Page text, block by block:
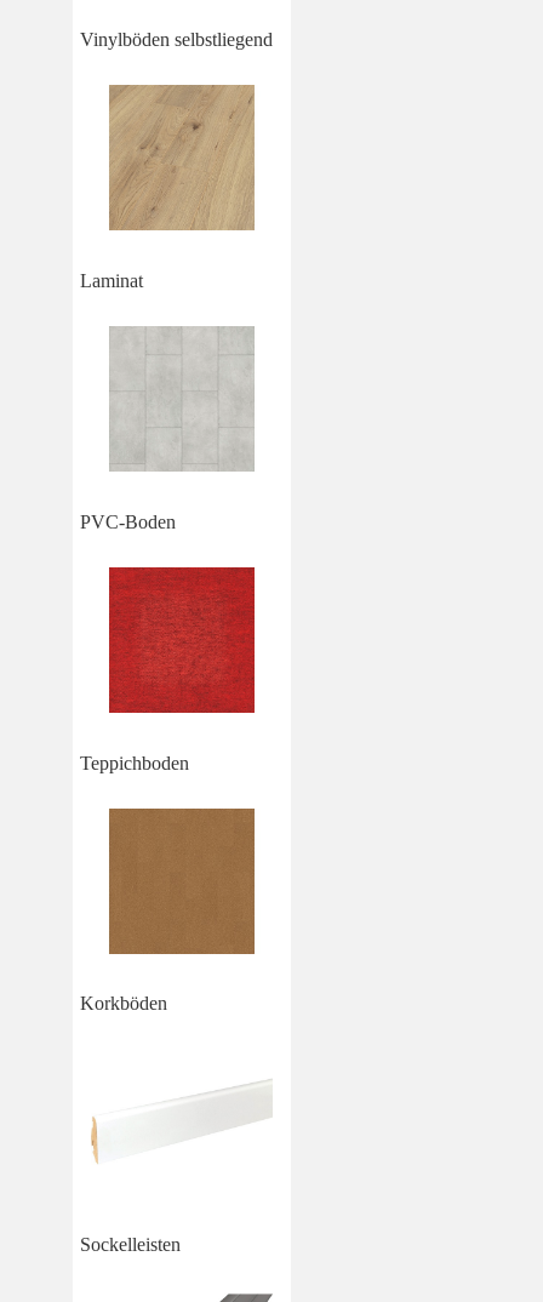
Vinylböden selbstliegend
Laminat
PVC-Boden
Teppichboden
Korkböden
Sockelleisten